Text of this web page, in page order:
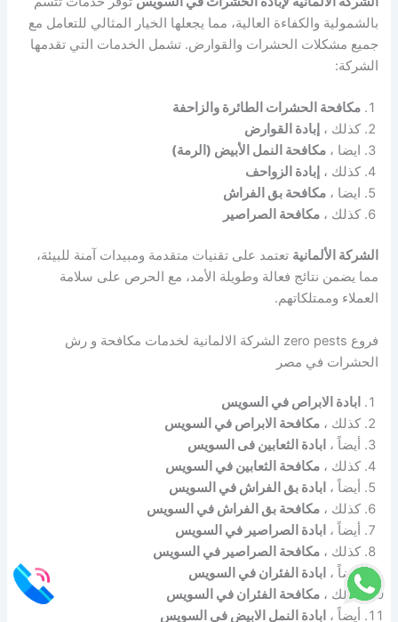
بالشمولية والكفاءة العالية، مما يجعلها الخيار المثالي للتعامل مع
جميع مشكلات الحشرات والقوارض. تشمل الخدمات التي تقدمها
الشركة:
مكافحة الحشرات الطائرة والزاحفة
كذلك ،إبادة القوارض
ايضا ،مكافحة النمل الأبيض (الرمة)
كذلك ،إبادة الزواحف
ايضا ،مكافحة بق الفراش
كذلك ،مكافحة الصراصير
الشركة الألمانية تعتمد على تقنيات متقدمة ومبيدات آمنة للبيئة،
مما يضمن نتائج فعالة وطويلة الأمد، مع الحرص على سلامة
العملاء وممتلكاتهم.
فروع zero pests الشركة الالمانية لخدمات مكافحة و رش
الحشرات في مصر
ابادة الابراص في السويس
كذلك ،مكافحة الابراص في السويس
أيضاً ، ابادة الثعابين فى السويس
كذلك ،مكافحة الثعابين في السويس
أيضاً ، ابادة بق الفراش في السويس
كذلك ،مكافحة بق الفراش في السويس
أيضاً ، ابادة الصراصير في السويس
كذلك ،مكافحة الصراصير في السويس
أيضاً ، ابادة الفئران في السويس
كذلك ،مكافحة الفئران في السويس
أيضاً ، ابادة النمل الابيض في السويس